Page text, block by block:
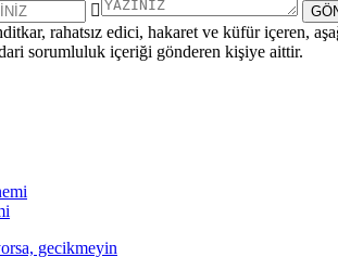
rahatsız edici, hakaret ve küfür içeren,
sorumluluk içeriği gönderen kişiye aittir.